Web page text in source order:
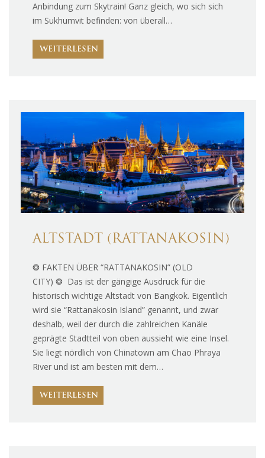
Anbindung zum Skytrain! Ganz gleich, wo sich sich
im Sukhumvit befinden: von überall…
WEITERLESEN
ALTSTADT (RATTANAKOSIN)
❂ FAKTEN ÜBER “RATTANAKOSIN” (OLD
CITY) ❂ Das ist der gängige Ausdruck für die
historisch wichtige Altstadt von Bangkok. Eigentlich
wird sie “Rattanakosin Island” genannt, und zwar
deshalb, weil der durch die zahlreichen Kanäle
geprägte Stadtteil von oben aussieht wie eine Insel.
Sie liegt nördlich von Chinatown am Chao Phraya
River und ist am besten mit dem…
WEITERLESEN